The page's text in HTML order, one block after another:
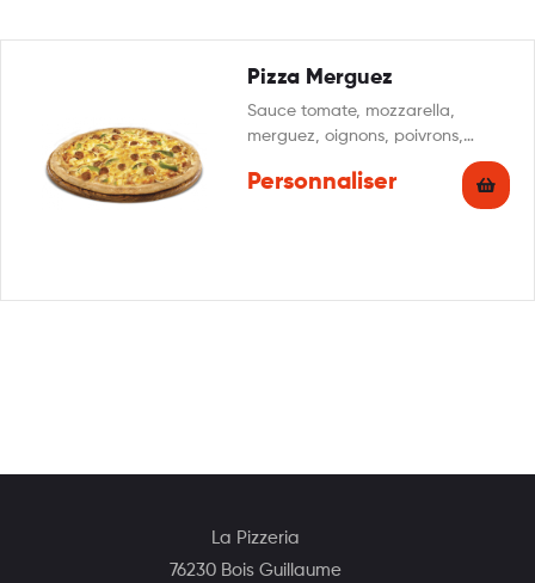
Pizza Merguez
Sauce tomate, mozzarella,
merguez, oignons, poivrons,
Personnaliser
La Pizzeria
76230 Bois Guillaume